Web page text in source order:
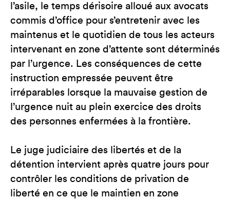
l’asile, le temps dérisoire alloué aux avocats
commis d’office pour s’entretenir avec les
maintenus et le quotidien de tous les acteurs
intervenant en zone d’attente sont déterminés
par l’urgence. Les conséquences de cette
instruction empressée peuvent être
irréparables lorsque la mauvaise gestion de
l’urgence nuit au plein exercice des droits
des personnes enfermées à la frontière.
Le juge judiciaire des libertés et de la
détention intervient après quatre jours pour
contrôler les conditions de privation de
liberté en ce que le maintien en zone